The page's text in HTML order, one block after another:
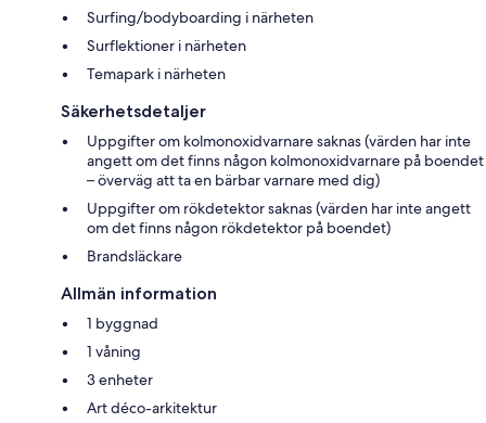
Surfing/bodyboarding i närheten
Surflektioner i närheten
Temapark i närheten
Säkerhetsdetaljer
Uppgifter om kolmonoxidvarnare saknas (värden har inte
angett om det finns någon kolmonoxidvarnare på boendet
– överväg att ta en bärbar varnare med dig)
Uppgifter om rökdetektor saknas (värden har inte angett
om det finns någon rökdetektor på boendet)
Brandsläckare
Allmän information
1 byggnad
1 våning
3 enheter
Art déco-arkitektur